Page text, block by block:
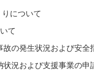
について
て
の発生状況および安全
況および支援事業の申